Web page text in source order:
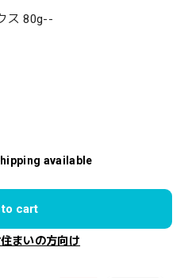
ス 80g--
available
cart
まいの方向け